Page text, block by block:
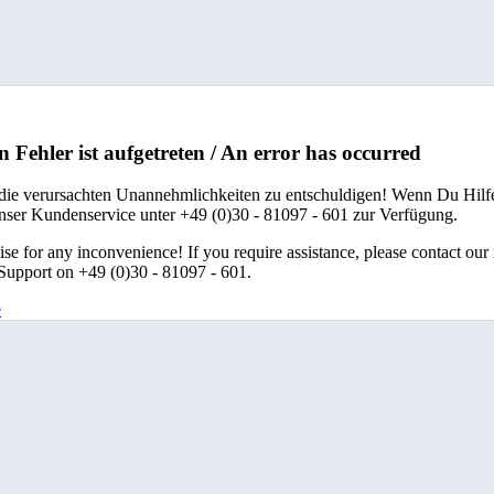
Fehler ist aufgetreten / An error has occurred
verursachten Unannehmlichkeiten zu entschuldigen! Wenn Du
Kundenservice unter +49 (0)30 - 81097 - 601 zur Verfügung.
for any inconvenience! If you require assistance, please contact our
on +49 (0)30 - 81097 - 601.